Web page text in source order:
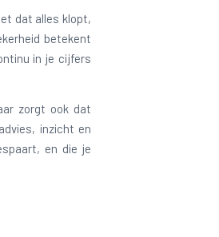
dat alles klopt,
betekent
in je cijfers
zorgt ook dat
inzicht en
en die je